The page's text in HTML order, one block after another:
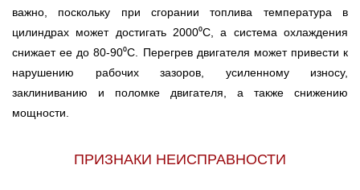
важно, поскольку при сгорании топлива температура в
цилиндрах может достигать 2000⁰С, а система охлаждения
снижает ее до 80-90⁰С. Перегрев двигателя может привести к
нарушению рабочих зазоров, усиленному износу,
заклиниванию и поломке двигателя, а также снижению
мощности.
ПРИЗНАКИ НЕИСПРАВНОСТИ